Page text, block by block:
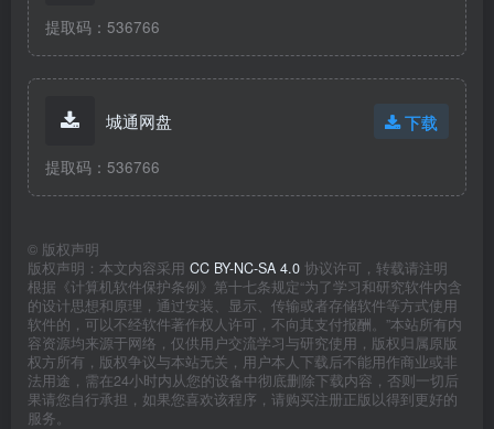
提取码：536766
城通网盘 下载
提取码：536766
© 版权声明
版权声明：本文内容采用 CC BY-NC-SA 4.0 协议许可，转载请注明
根据《计算机软件保护条例》第十七条规定“为了学习和研究软件内含
的设计思想和原理，通过安装、显示、传输或者存储软件等方式使用
软件的，可以不经软件著作权人许可，不向其支付报酬。”本站所有内
容资源均来源于网络，仅供用户交流学习与研究使用，版权归属原版
权方所有，版权争议与本站无关，用户本人下载后不能用作商业或非
法用途，需在24小时内从您的设备中彻底删除下载内容，否则一切后
果请您自行承担，如果您喜欢该程序，请购买注册正版以得到更好的
服务。